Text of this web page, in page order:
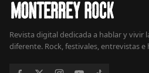
Revista digital dedicada a hablar y vivir
diferente. Rock, festivales, entrevistas e